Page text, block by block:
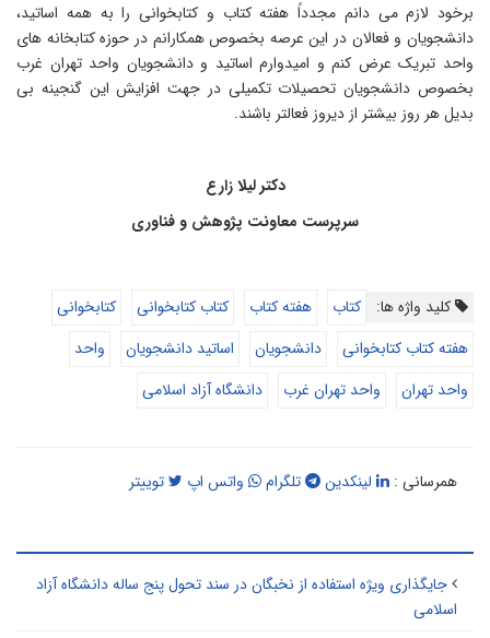
لازم می دانم مجدداً هفته کتاب و کتابخوانی را به همه اساتید،
و فعالان در این عرصه بخصوص همکارانم در حوزه کتابخانه های
تبریک عرض کنم و امیدوارم اساتید و دانشجویان واحد تهران غرب
دانشجویان تحصیلات تکمیلی در جهت افزایش این گنجینه بی
هر روز بیشتر از دیروز فعالتر باشند.
دکتر لیلا زارع
سرپرست معاونت پژوهش و فناوری
کلید واژه ها: کتاب هفته کتاب کتاب کتابخوانی
کتابخوانی
هفته کتاب کتابخوانی
دانشجویان اساتید دانشجویان
واحد
واحد تهران
واحد تهران غرب دانشگاه آزاد اسلامی
همرسانی : لینکدین تلگرام واتس اپ توییتر
جایگذاری ویژه استفاده از نخبگان در سند تحول پنج ساله دانشگاه آزاد
اسلامی